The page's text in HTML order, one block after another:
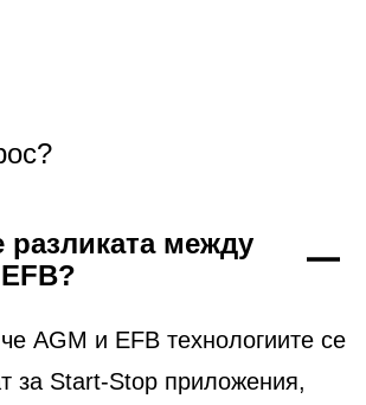
разликата между
AGM и EFB технологиите се
за Start-Stop приложения,